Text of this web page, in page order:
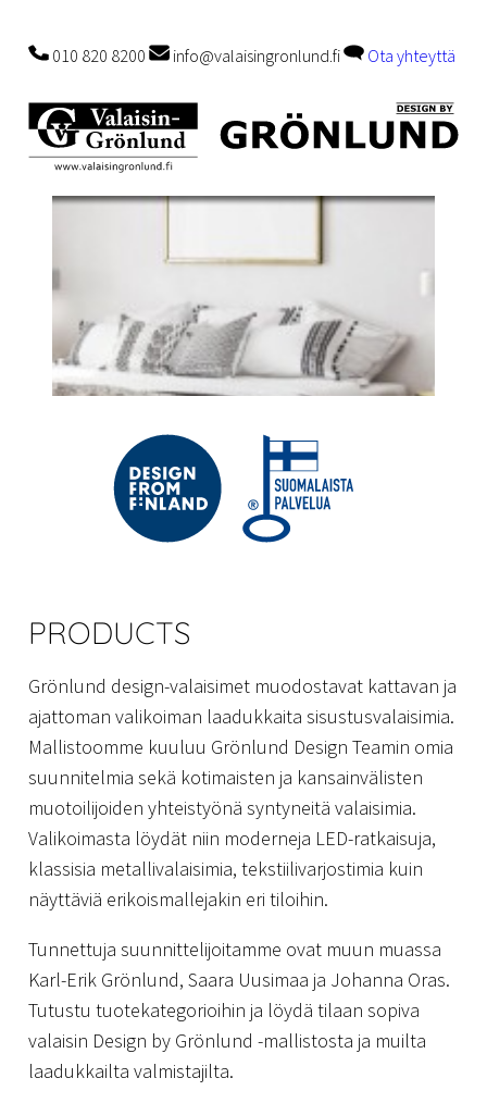
010 820 8200 info@valaisingronlund.fi Ota yhteyttä
PRODUCTS
Grönlund design-valaisimet muodostavat kattavan ja
ajattoman valikoiman laadukkaita sisustusvalaisimia.
Mallistoomme kuuluu Grönlund Design Teamin omia
suunnitelmia sekä kotimaisten ja kansainvälisten
muotoilijoiden yhteistyönä syntyneitä valaisimia.
Valikoimasta löydät niin moderneja LED-ratkaisuja,
klassisia metallivalaisimia, tekstiilivarjostimia kuin
näyttäviä erikoismallejakin eri tiloihin.
Tunnettuja suunnittelijoitamme ovat muun muassa
Karl-Erik Grönlund, Saara Uusimaa ja Johanna Oras.
Tutustu tuotekategorioihin ja löydä tilaan sopiva
valaisin Design by Grönlund -mallistosta ja muilta
laadukkailta valmistajilta.